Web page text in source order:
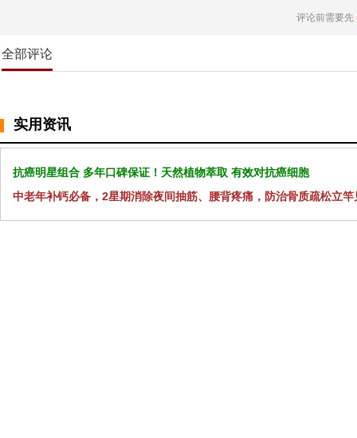
评论前需要先
全部评论
实用资讯
抗癌明星组合 多年口碑保证！天然植物萃取 有效对抗癌细胞
中老年补钙必备，2星期消除夜间抽筋、腰背疼痛，防治骨质疏松立竿